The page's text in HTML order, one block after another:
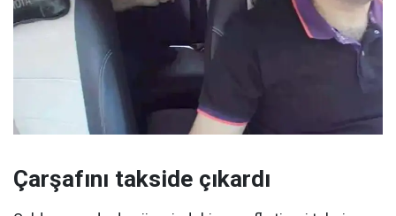
Çarşafını takside çıkardı